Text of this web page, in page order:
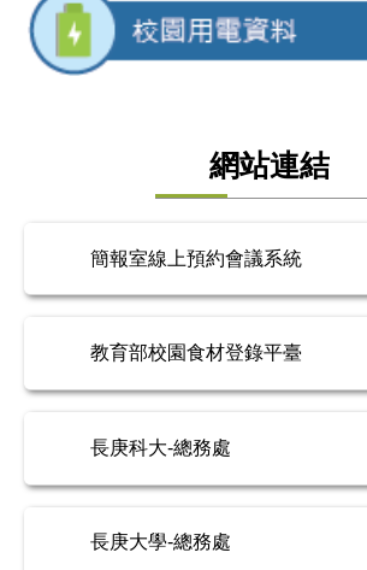
網站連結
簡報室線上預約會議系統
教育部校園食材登錄平臺
長庚科大-總務處
長庚大學-總務處